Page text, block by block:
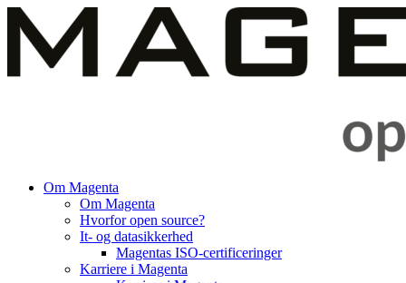
Videre
indhold
Om Magenta
Om Magenta
Hvorfor open source?
It- og datasikkerhed
Magentas ISO-certificeringer
Karriere i Magenta